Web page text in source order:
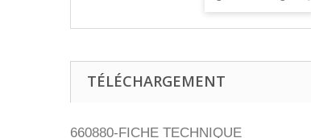
TÉLÉCHARGEMENT
660880-FICHE TECHNIQUE